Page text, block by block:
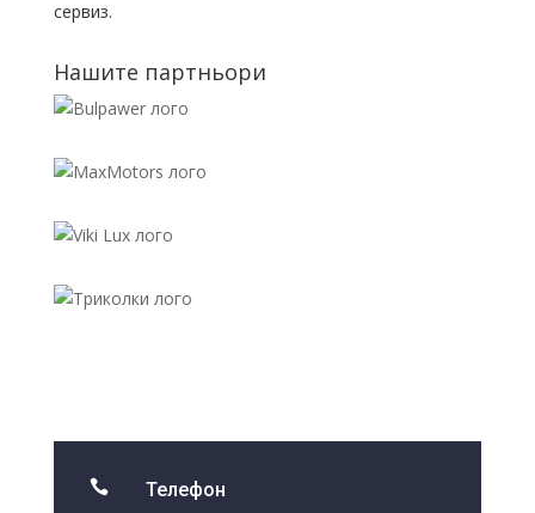
сервиз.
Нашите партньори
 Телефон